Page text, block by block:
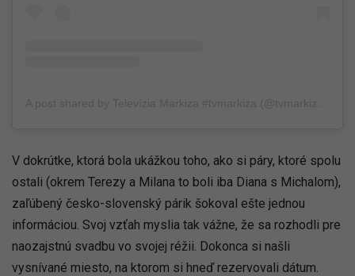
V dokrútke, ktorá bola ukážkou toho, ako si páry, ktoré spolu
ostali (okrem Terezy a Milana to boli iba Diana s Michalom),
zaľúbený česko-slovenský párik šokoval ešte jednou
informáciou. Svoj vzťah myslia tak vážne, že sa rozhodli pre
naozajstnú svadbu vo svojej réžii. Dokonca si našli
vysnívané miesto, na ktorom si hneď rezervovali dátum.